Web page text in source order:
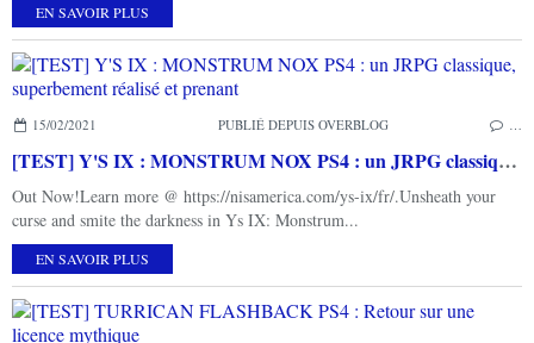
EN SAVOIR PLUS
15/02/2021 PUBLIÉ DEPUIS OVERBLOG
[TEST] Y'S IX : MONSTRUM NOX PS4 : un JRPG classique, superbement réalisé et prenant
Out Now!Learn more @ https://nisamerica.com/ys-ix/fr/.Unsheath your
curse and smite the darkness in Ys IX: Monstrum...
EN SAVOIR PLUS